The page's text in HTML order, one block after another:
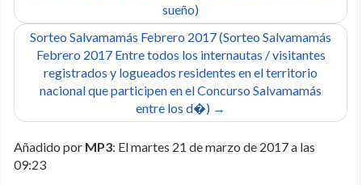
sueño)
Sorteo Salvamamás Febrero 2017 (Sorteo Salvamamás
Febrero 2017 Entre todos los internautas / visitantes
registrados y logueados residentes en el territorio
nacional que participen en el Concurso Salvamamás
entre los d�) →
Añadido por MP3: El martes 21 de marzo de 2017 a las
09:23